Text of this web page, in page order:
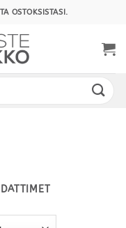
OSTOKSISTASI.